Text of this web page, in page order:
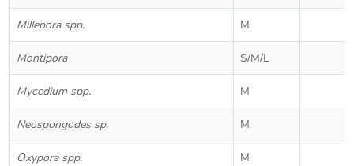
Millepora spp. M
Montipora S/M/L
Mycedium spp. M
Neospongodes sp. M
Oxypora spp. M